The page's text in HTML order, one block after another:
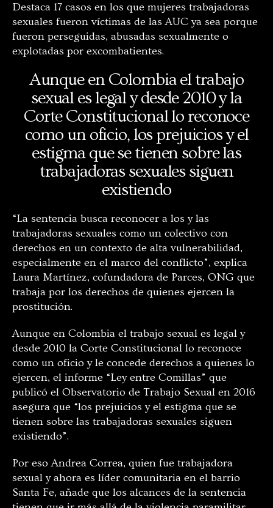
Destaca 17 casos en los que mujeres trabajadoras
sexuales fueron víctimas de las AUC ya sea porque
fueron perseguidas, abusadas sexualmente o
explotadas por excombatientes.
Aunque en Colombia el trabajo
sexual es legal y desde 2010 y la
Corte Constitucional lo reconoce
como un oficio, los prejuicios y el
estigma que se tienen sobre las
trabajadoras sexuales siguen
existiendo
“La sentencia busca reconocer a los y las
trabajadoras sexuales como un colectivo con
derechos en un contexto de alta vulnerabilidad,
especialmente en el marco del conflicto”, explica
Laura Martínez, cofundadora de Parces, ONG que
trabaja por los derechos de quienes ejercen la
prostitución.
Aunque en Colombia el trabajo sexual es legal y
desde 2010 la Corte Constitucional lo reconoce
como un oficio y le concede derechos a quienes lo
ejercen, el informe “Ley entre Comillas” que
publicó el Observatorio de Trabajo Sexual en 2016
asegura que “los prejuicios y el estigma que se
tienen sobre las trabajadoras sexuales siguen
existiendo”.
Por eso Andrea Correa, quien fue trabajadora
sexual y ahora es líder comunitaria en el barrio
Santa Fe, añade que los alcances de la sentencia